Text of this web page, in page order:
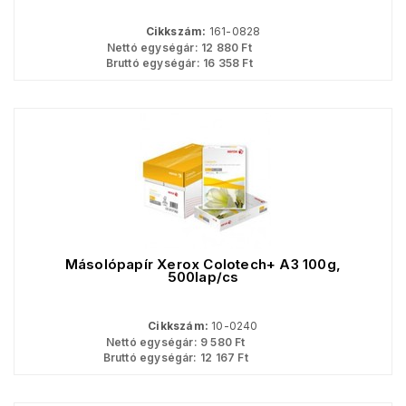
Cikkszám: 161-0828
Nettó egységár: 12 880 Ft
Bruttó egységár: 16 358 Ft
Másolópapír Xerox Colotech+ A3 100g,
500lap/cs
Cikkszám: 10-0240
Nettó egységár: 9 580Ft
Bruttó egységár: 12 167 Ft